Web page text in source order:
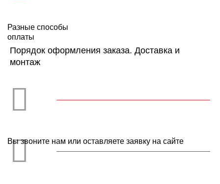
Разные способы
оплаты
Порядок оформления заказа. Доставка и
монтаж
Вы звоните нам или оставляете заявку на сайте